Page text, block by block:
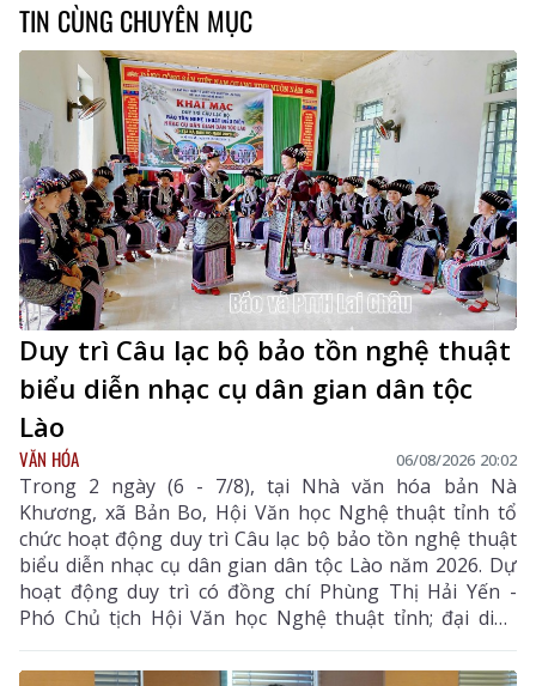
TIN CÙNG CHUYÊN MỤC
Duy trì Câu lạc bộ bảo tồn nghệ thuật
biểu diễn nhạc cụ dân gian dân tộc
Lào
VĂN HÓA 06/08/2026 20:02
Trong 2 ngày (6 - 7/8), tại Nhà văn hóa bản Nà
Khương, xã Bản Bo, Hội Văn học Nghệ thuật tỉnh tổ
chức hoạt động duy trì Câu lạc bộ bảo tồn nghệ thuật
biểu diễn nhạc cụ dân gian dân tộc Lào năm 2026. Dự
hoạt động duy trì có đồng chí Phùng Thị Hải Yến -
Phó Chủ tịch Hội Văn học Nghệ thuật tỉnh; đại diện
Phòng Văn hóa - Xã hội xã Bản Bo và 24 thành viên
câu lạc bộ.